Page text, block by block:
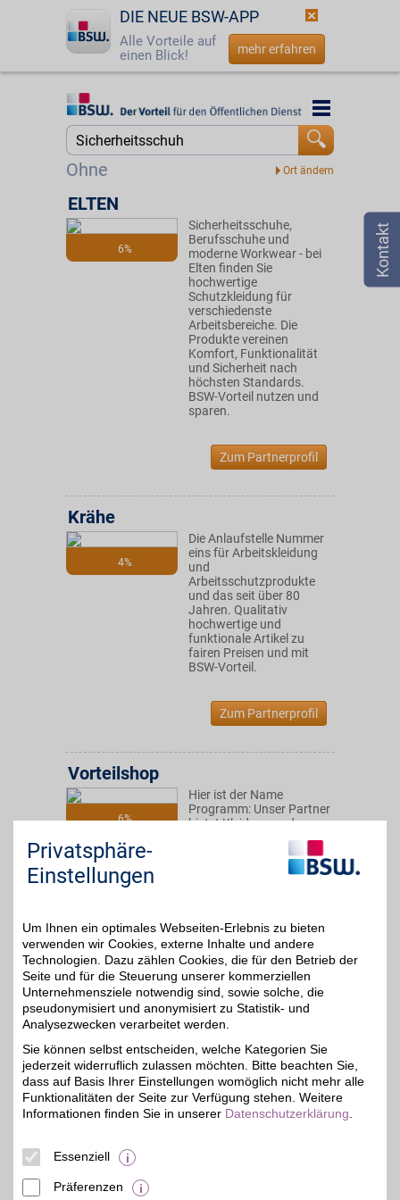
DIE NEUE BSW-APP
Alle Vorteile auf
einen Blick!
mehr erfahren
Startseite
☎ 0800 - 279 25 82
Ohne
Startseite
6%
ELTEN
Sicherheitsschuhe,
Berufsschuhe und
moderne Workwear - bei
Elten finden Sie
hochwertige
Schutzkleidung für
verschiedenste
Arbeitsbereiche. Die
Produkte vereinen
Komfort, Funktionalität
und Sicherheit nach
höchsten Standards.
BSW-Vorteil nutzen und
sparen.
Zum Partnerprofil
4%
Krähe
Die Anlaufstelle Nummer
eins für Arbeitskleidung
und
Arbeitsschutzprodukte
und das seit über 80
Jahren. Qualitativ
hochwertige und
funktionale Artikel zu
fairen Preisen und mit
BSW-Vorteil.
Zum Partnerprofil
6%
Vorteilshop
Hier ist der Name
Programm: Unser Partner
bietet Kleidung und
Bereich Haus & Wohnen
zu besonders günstigen
profitieren.
Zum Partnerprofil
CLINIC DRESS
Hochwertige
Berufskleidung für den
Medizin-, Pflege- und
Kosmetikbereich -
modisch, komfortabel,
funktional. Jetzt beim
Privatsphäre-
Einstellungen
Um Ihnen ein optimales Webseiten-Erlebnis zu bieten
verwenden wir Cookies, externe Inhalte und andere
Technologien. Dazu zählen Cookies, die für den Betrieb der
Seite und für die Steuerung unserer kommerziellen
Unternehmensziele notwendig sind, sowie solche, die
pseudonymisiert und anonymisiert zu Statistik- und
Analysezwecken verarbeitet werden.
Sie können selbst entscheiden, welche Kategorien Sie
jederzeit widerruflich zulassen möchten. Bitte beachten Sie,
dass auf Basis Ihrer Einstellungen womöglich nicht mehr alle
Funktionalitäten der Seite zur Verfügung stehen. Weitere
Informationen finden Sie in unserer Datenschutzerklärung
Essenziell
Präferenzen